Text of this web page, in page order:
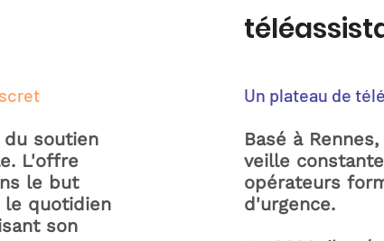
du soutien
L'offre
le but
quotidien
son
Un plateau de
Basé à
veille
opérateurs
d'urgence.